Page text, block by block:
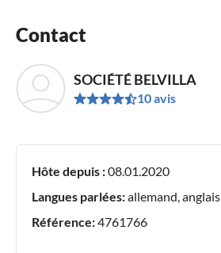
Contact
SOCIÉTÉ BELVILLA
10 avis
Hôte depuis :08.01.2020
Langues parlées:allemand, anglais
Référence:4761766